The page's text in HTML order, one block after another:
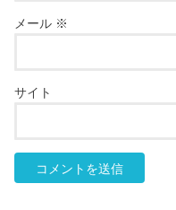
メール ※
サイト